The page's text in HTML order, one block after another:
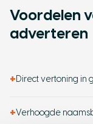
Voordelen
adverteren
+ Direct vertoning in
+Verhoogde